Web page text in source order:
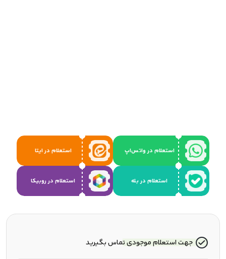
استعلام در واتس‌اپ استعلام در ایتا
استعلام در بله استعلام در روبیکا
جهت استعلام موجودی تماس بگیرید